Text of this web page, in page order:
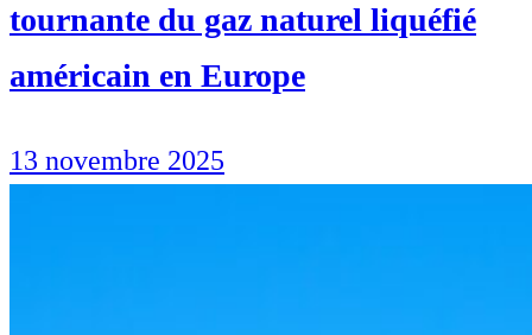
tournante du gaz naturel liquéfié
américain en Europe
13 novembre 2025